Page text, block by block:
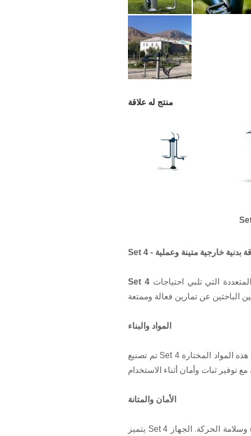
منتج له علاقة
Set 4هو خيار مثالي لتعزيز النشاط البدني في الهواء الطلق، حيث يجمع بين التصميم المتين والوظائف المتعددة التي تلبي احتياجات
المواد والبناء
تم تصنيع Set 4 من الفولاذ المجلفن والفولاذ المطلي بمسحوق خاص، مما يضمن مقاومة عالية للعوامل الجوية والتآكل. هذه المواد المختارة
الأمان والمتانة
يتميز Set 4 بتصميم متين يناسب المستخدمين الذين يزيد طولهم عن 140 سم، مع ارتفاع مناسب يضمن راحة الأداء وسلامة الحركة. الجهاز